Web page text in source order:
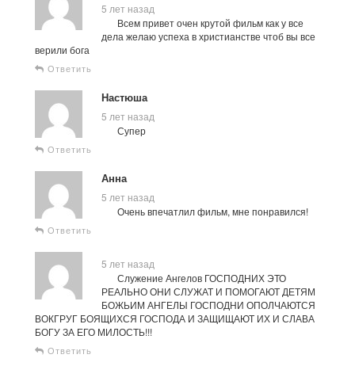
5 лет назад
Всем привет очен крутой фильм как у все
дела желаю успеха в христианстве чтоб вы все
верили бога
Ответить
Настюша
5 лет назад
Супер
Ответить
Анна
5 лет назад
Очень впечатлил фильм, мне понравился!
Ответить
5 лет назад
Служение Ангелов ГОСПОДНИХ ЭТО
РЕАЛЬНО ОНИ СЛУЖАТ И ПОМОГАЮТ ДЕТЯМ
БОЖЬИМ АНГЕЛЫ ГОСПОДНИ ОПОЛЧАЮТСЯ
ВОКГРУГ БОЯЩИХСЯ ГОСПОДА И ЗАЩИЩАЮТ ИХ И СЛАВА
БОГУ ЗА ЕГО МИЛОСТЬ!!!
Ответить